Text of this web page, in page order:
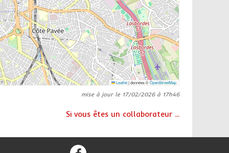
Leaflet|données ©OpenStreetMap
mise à jour le 17/02/2026 à 17h46
Si vous êtes un collaborateur ...